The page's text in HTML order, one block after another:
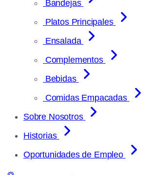
Bandejas
Platos Principales
Ensalada
Complementos
Bebidas
Comidas Empacadas
Sobre Nosotros
Historias
Oportunidades de Empleo